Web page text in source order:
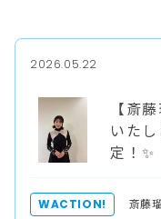
2026.05.22
【斎
いた
定！✨
WACTION! 斎藤